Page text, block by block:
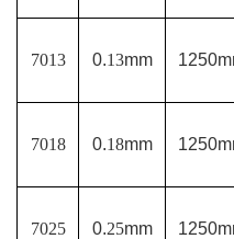
7013 0.13mm
7018 0.18mm
7025 0.25mm